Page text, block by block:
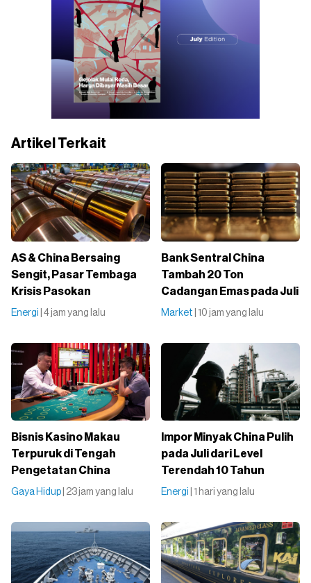
Artikel Terkait
AS & China Bersaing
Sengit, Pasar Tembaga
Krisis Pasokan
Energi | 4 jam yang lalu
Bank Sentral China
Tambah 20 Ton
Cadangan Emas pada Juli
Market | 10 jam yang lalu
Bisnis Kasino Makau
Terpuruk di Tengah
Pengetatan China
Gaya Hidup | 23 jam yang lalu
Impor Minyak China Pulih
pada Juli dari Level
Terendah 10 Tahun
Energi | 1 hari yang lalu